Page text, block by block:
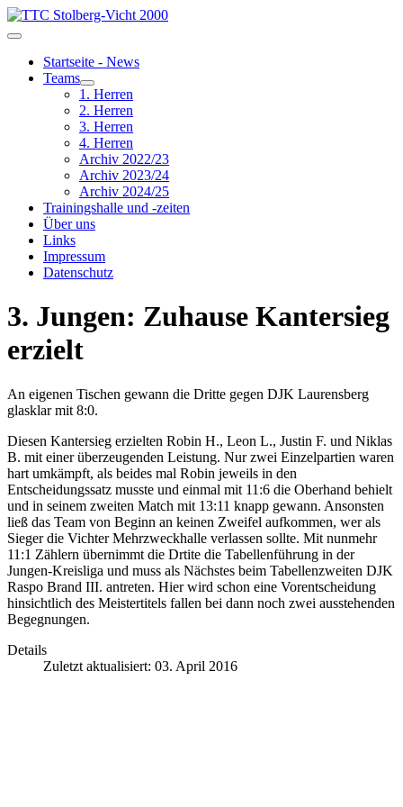
Startseite - News
Teams
1. Herren
2. Herren
3. Herren
4. Herren
Archiv 2022/23
Archiv 2023/24
Archiv 2024/25
Trainingshalle und -zeiten
Über uns
Links
Impressum
Datenschutz
3. Jungen: Zuhause Kantersieg
erzielt
An eigenen Tischen gewann die Dritte gegen DJK Laurensberg
glasklar mit 8:0.
Diesen Kantersieg erzielten Robin H., Leon L., Justin F. und Niklas
B. mit einer überzeugenden Leistung. Nur zwei Einzelpartien waren
hart umkämpft, als beides mal Robin jeweils in den
Entscheidungssatz musste und einmal mit 11:6 die Oberhand behielt
und in seinem zweiten Match mit 13:11 knapp gewann. Ansonsten
ließ das Team von Beginn an keinen Zweifel aufkommen, wer als
Sieger die Vichter Mehrzweckhalle verlassen sollte. Mit nunmehr
11:1 Zählern übernimmt die Drtite die Tabellenführung in der
Jungen-Kreisliga und muss als Nächstes beim Tabellenzweiten DJK
Raspo Brand III. antreten. Hier wird schon eine Vorentscheidung
hinsichtlich des Meistertitels fallen bei dann noch zwei ausstehenden
Begegnungen.
Details
Zuletzt aktualisiert: 03. April 2016